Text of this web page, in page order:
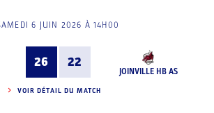
6 JUIN 2026 À 14H00
26 22
JOINVILLE HB AS
VOIR DÉTAIL DU MATCH